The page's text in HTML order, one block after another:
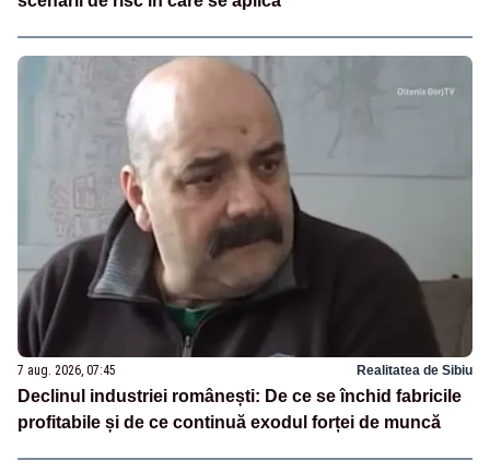
7 aug. 2026, 07:45 Realitatea de Sibiu
Declinul industriei românești: De ce se închid fabricile
profitabile și de ce continuă exodul forței de muncă